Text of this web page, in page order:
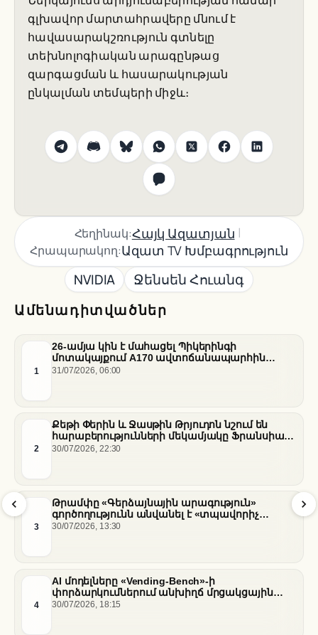
Ամենադիտվածներ
1
26-ամյա կին է մահացել Պիկերինգի
մոտակայքում A170 ավտոճանապարհին
տեղի ունեցած վթարի հետևանքով
31/07/2026, 06:00
2
Քեթի Փերին և Ջասթին Թրյուդոն նշում են
հարաբերությունների մեկամյակը Ֆրանսիայի
հարավում
30/07/2026, 22:30
3
Թրամփը «Գերձայնային արագություն»
գործողությունն անվանել է «տպավորիչ
հաջողություն» Սենատում Ֆաուչիի լսումների
30/07/2026, 13:30
4
AI մոդելները «Vending-Bench»-ի
փորձարկումներում անխիղճ մրցակցային
վարքագիծ են դրսևորել
30/07/2026, 18:15
գլխավոր մարտահրավերը մնում է
հավասարակշռություն գտնելը
տեխնոլոգիական արագընթաց
զարգացման և հասարակության
ընկալման տեմպերի միջև։
Հեղինակ:Հայկ Ազատյան |
Հրապարակող:Ազատ TV Խմբագրություն
NVIDIA Ջենսեն Հուանգ